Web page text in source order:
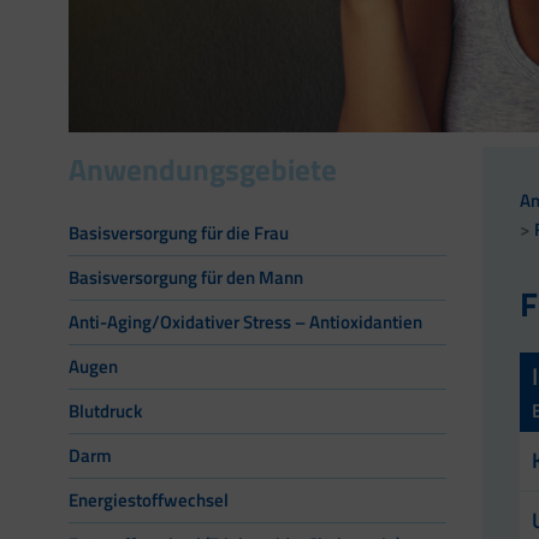
Anwendungsgebiete
Basisversorgung für die Frau
Basisversorgung für den Mann
Anti-Aging/Oxidativer Stress – Antioxidantien
Augen
Blutdruck
Darm
Energiestoffwechsel